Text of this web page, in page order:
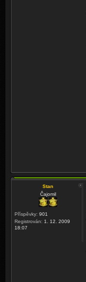
Stan
Čajomil
Příspěvky: 901
Registrován: 1. 12. 2009
18:07